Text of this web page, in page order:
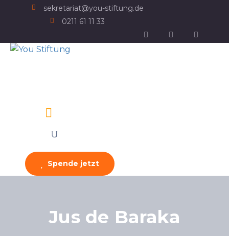
sekretariat@you-stiftung.de
0211 61 11 33
Spende jetzt
Jus de Baraka